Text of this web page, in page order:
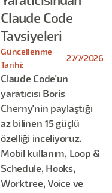
Claude Code
Tavsiyeleri
Güncellenme
Tarihi:
27/7/2026
Claude Code'un
yaratıcısı Boris
Cherny'nin paylaştığı
az bilinen 15 güçlü
özelliği inceliyoruz.
Mobil kullanım, Loop &
Schedule, Hooks,
Worktree, Voice ve